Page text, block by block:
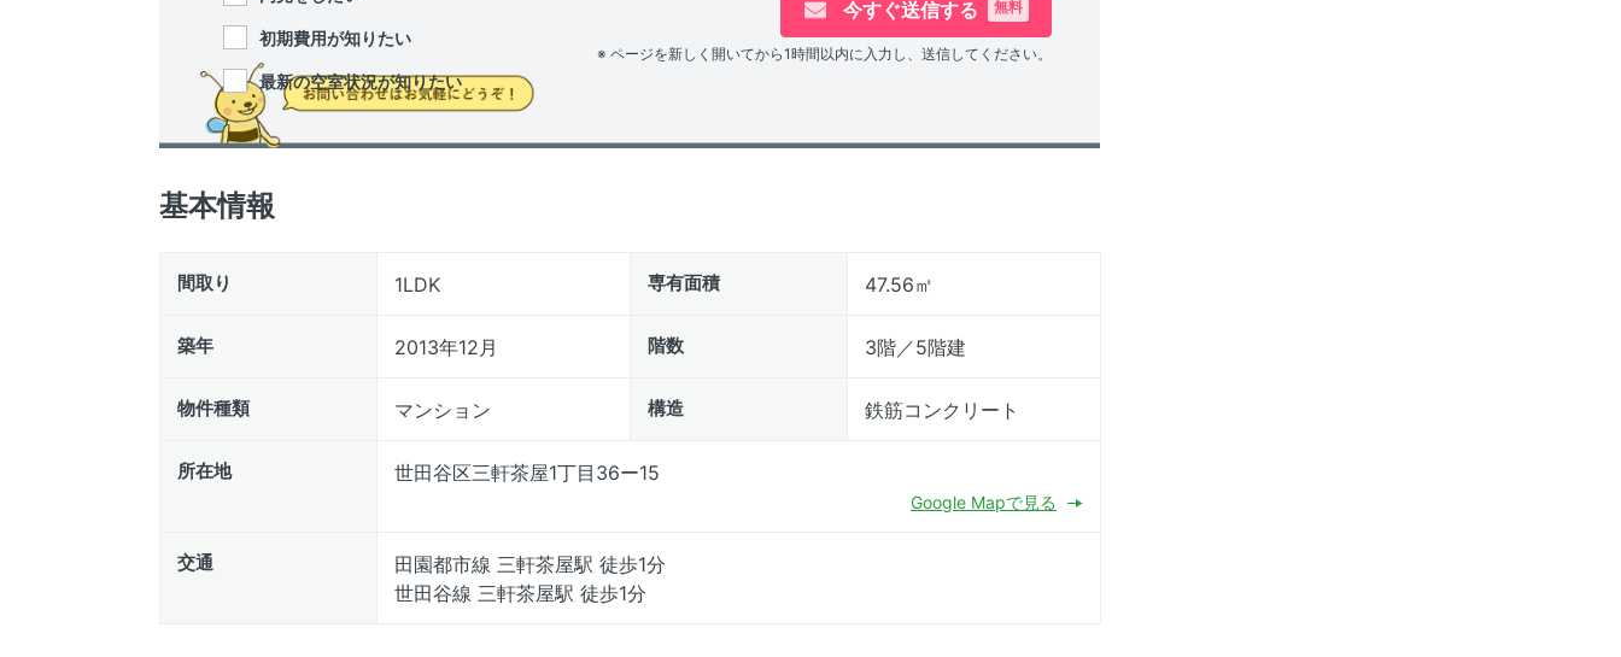
初期費用が知りたい
最新の空室状況が知りたい
今すぐ送信する 無料
※ ページを新しく開いてから1時間以内に入力し、送信してください。
基本情報
間取り 1LDK 専有面積 47.56㎡
築年 2013年12月 階数 3階／5階建
物件種類 マンション 構造 鉄筋コンクリート
所在地 世田谷区三軒茶屋1丁目36ー15
Google Mapで見る
交通
田園都市線 三軒茶屋駅 徒歩1分
世田谷線 三軒茶屋駅 徒歩1分